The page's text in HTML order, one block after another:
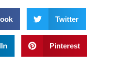
Twitter
Pinterest